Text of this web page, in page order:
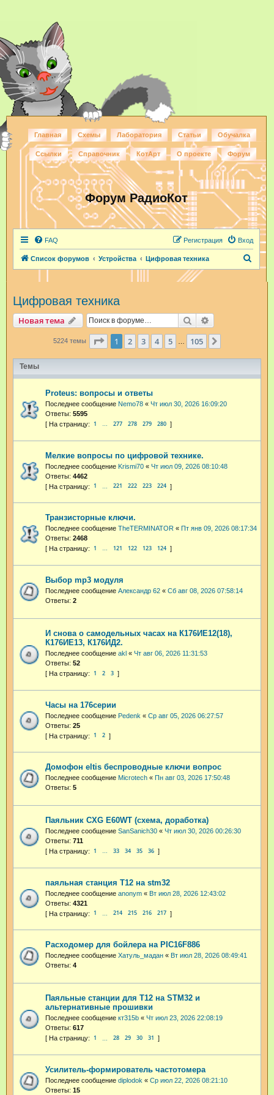
Главная Схемы Лаборатория Статьи Обучалка
Ссылки Справочник КотАрт О проекте Форум
Форум РадиоКот
FAQ Вход
Регистрация
Список форумов Устройства Цифровая техника
Цифровая техника
Новая тема Поиск
5224 темы Страница из 105
1 2 3 4 5 105
Темы
Proteus: вопросы и ответы
Последнее сообщение Nemo78 « Чт июл 30, 2026 16:09:20
Ответы: 5595
1 … 277 278 279 280
Мелкие вопросы по цифровой технике.
Последнее сообщение Krismi70 « Чт июл 09, 2026 08:10:48
Ответы: 4462
1 221 222 223 224
Транзисторные ключи.
Последнее сообщение TheTERMINATOR « Пт янв 09, 2026 08:17:34
Ответы: 2468
1 … 121 122 123 124
Выбор mp3 модуля
Последнее сообщение Александр 62 « Сб авг 08, 2026 07:58:14
Ответы: 2
И снова о самодельных часах на К176ИЕ12(18),
К176ИЕ13, К176ИД2.
Последнее сообщение akl « Чт авг 06, 2026 11:31:53
Ответы: 52
1 2 3
Часы на 176серии
Последнее сообщение Pedenk « Ср авг 05, 2026 06:27:57
Ответы: 25
1 2
Домофон eltis беспроводные ключи вопрос
Последнее сообщение Microtech « Пн авг 03, 2026 17:50:48
Ответы: 5
Паяльник CXG E60WT (схема, доработка)
Последнее сообщение SanSanich30 « Чт июл 30, 2026 00:26:30
Ответы: 711
1 … 33 34 35 36
паяльная станция T12 на stm32
Последнее сообщение anonym « Вт июл 28, 2026 12:43:02
Ответы: 4321
1 214 215 216 217
Расходомер для бойлера на PIC16F886
Последнее сообщение Хатуль_мадан « Вт июл 28, 2026 08:49:41
Ответы: 4
Паяльные станции для T12 на STM32 и
альтернативные прошивки
Последнее сообщение кт315b « Чт июл 23, 2026 22:08:19
Ответы: 617
1 28 29 30 31
Усилитель-формирователь частотомера
Последнее сообщение diplodok « Ср июл 22, 2026 08:21:10
Ответы: 15